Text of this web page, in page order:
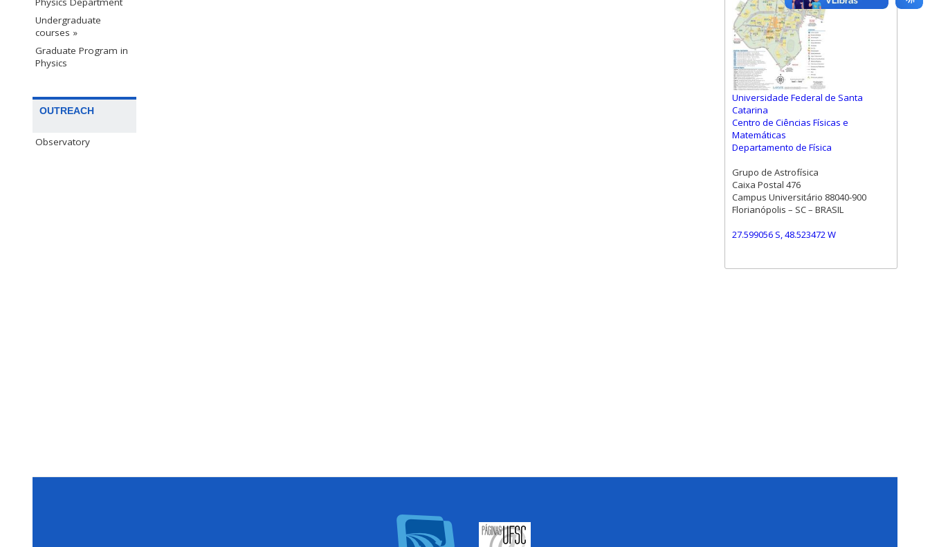
Undergraduate
courses »
Graduate Program in
Physics
OUTREACH
Observatory
Universidade Federal de Santa
Catarina
Centro de Ciências Físicas e
Matemáticas
Departamento de Física
Grupo de Astrofísica
Caixa Postal 476
Campus Universitário 88040-900
Florianópolis – SC – BRASIL
27.599056 S, 48.523472 W